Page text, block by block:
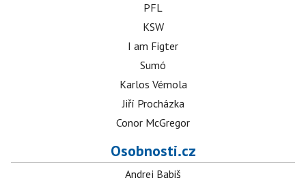
PFL
KSW
I am Figter
Sumó
Karlos Vémola
Jiří Procházka
Conor McGregor
Osobnosti.cz
Andrej Babiš